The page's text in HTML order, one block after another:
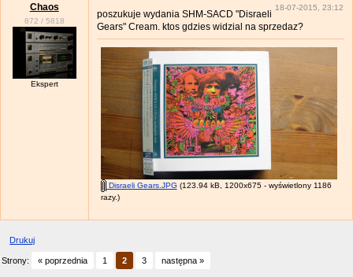
Chaos
872 / 5818
Ekspert
18-07-2015, 23:12
poszukuje wydania SHM-SACD "Disraeli
Gears" Cream. ktos gdzies widzial na sprzedaz?
Disraeli Gears.JPG (123.94 kB, 1200x675 - wyświetlony 1186
razy.)
Drukuj
Strony: « poprzednia 1 2 3 następna »